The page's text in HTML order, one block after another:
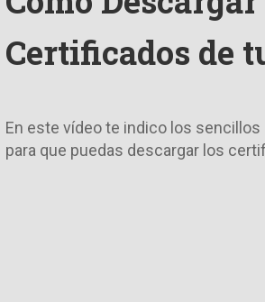
Certificados de
En este vídeo te indico los
para que puedas descargar los